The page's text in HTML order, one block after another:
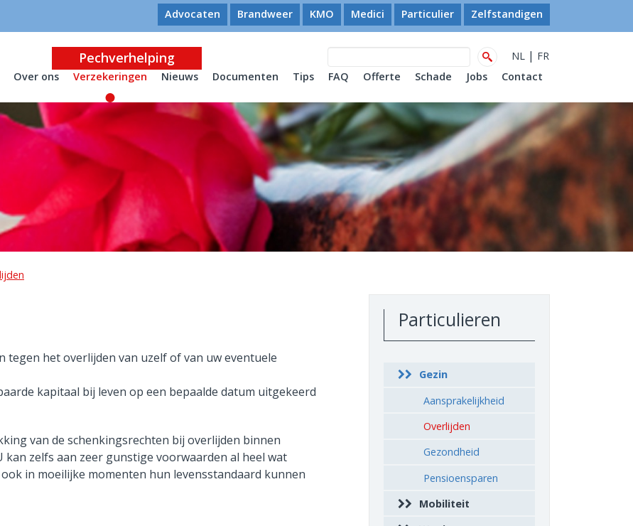
Advocaten Brandweer KMO Medici Particulier Zelfstandigen
Pechverhelping NL | FR
Over ons Verzekeringen Nieuws Documenten Tips FAQ Offerte Schade Jobs Contact
tegen het overlijden van uzelf of van uw eventuele
kapitaal bij leven op een bepaalde datum uitgekeerd
van de schenkingsrechten bij overlijden binnen
zelfs aan zeer gunstige voorwaarden al heel wat
in moeilijke momenten hun levensstandaard kunnen
Particulieren
Gezin
Aansprakelijkheid
Overlijden
Gezondheid
Pensioensparen
Mobiliteit